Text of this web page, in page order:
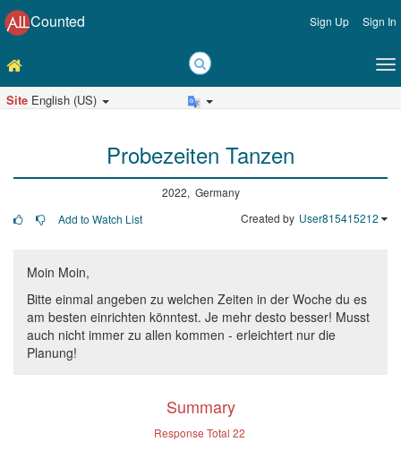
Counted Sign Up Sign In
Site English (US)
Probezeiten Tanzen
2022, Germany
Add to Watch List
Created by User815415212
Moin Moin,
Bitte einmal angeben zu welchen Zeiten in der Woche du es
am besten einrichten könntest. Je mehr desto besser! Musst
auch nicht immer zu allen kommen - erleichtert nur die
Planung!
Summary
Response Total 22